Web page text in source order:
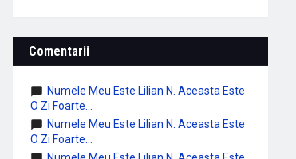
Comentarii
Numele Meu Este Lilian N. Aceasta Este
O Zi Foarte...
Numele Meu Este Lilian N. Aceasta Este
O Zi Foarte...